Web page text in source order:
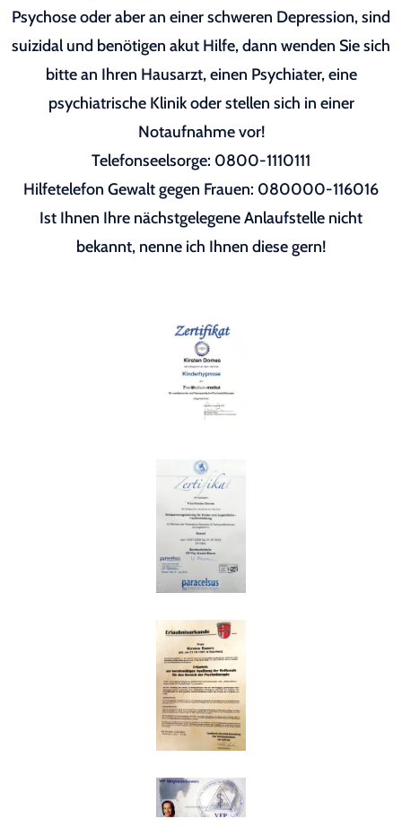
Psychose oder aber an einer schweren Depression, sind
suizidal und benötigen akut Hilfe, dann wenden Sie sich
bitte an Ihren Hausarzt, einen Psychiater, eine
psychiatrische Klinik oder stellen sich in einer
Notaufnahme vor!
Telefonseelsorge: 0800-1110111
Hilfetelefon Gewalt gegen Frauen: 080000-116016
Ist Ihnen Ihre nächstgelegene Anlaufstelle nicht
bekannt, nenne ich Ihnen diese gern!